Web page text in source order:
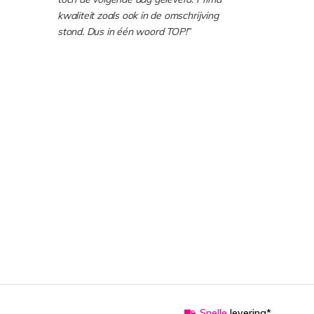
kwaliteit zoals ook in de omschrijving
stond. Dus in één woord TOP!”